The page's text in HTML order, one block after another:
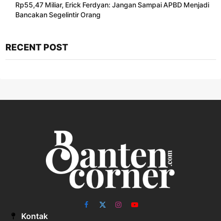
Rp55,47 Miliar, Erick Ferdyan: Jangan Sampai APBD Menjadi
Bancakan Segelintir Orang
RECENT POST
Facebook
X
InstagramYouTube
Kontak